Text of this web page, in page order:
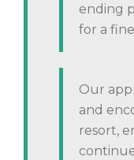
ending
for a
Our
and
resort,